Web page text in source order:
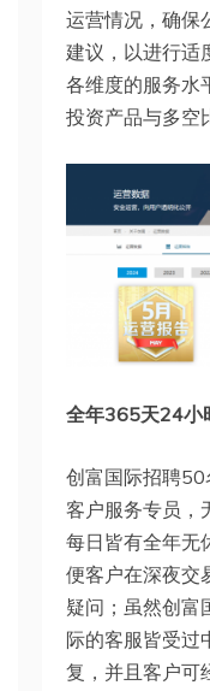
运营情况，确保
建议，以进行适
各维度的服务水
投资产品与多空
全年365天24小
创富国际招聘
客户服务专员，
每日皆有全年无
便客户在深夜交
疑问；虽然创富
际的客服皆受过
复，并且客户可